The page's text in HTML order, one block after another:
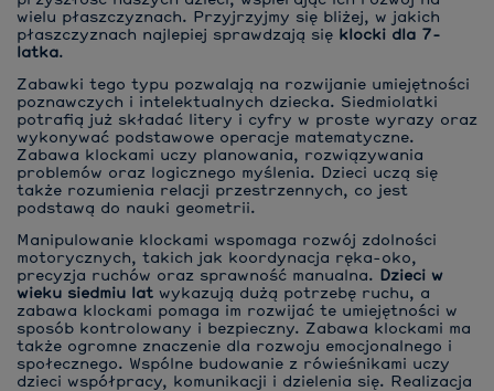
wielu płaszczyznach. Przyjrzyjmy się bliżej, w jakich
płaszczyznach najlepiej sprawdzają się klocki dla 7-
latka.
Zabawki tego typu pozwalają na rozwijanie umiejętności
poznawczych i intelektualnych dziecka. Siedmiolatki
potrafią już składać litery i cyfry w proste wyrazy oraz
wykonywać podstawowe operacje matematyczne.
Zabawa klockami uczy planowania, rozwiązywania
problemów oraz logicznego myślenia. Dzieci uczą się
także rozumienia relacji przestrzennych, co jest
podstawą do nauki geometrii.
Manipulowanie klockami wspomaga rozwój zdolności
motorycznych, takich jak koordynacja ręka-oko,
precyzja ruchów oraz sprawność manualna.
Dzieci w
wieku siedmiu lat wykazują dużą potrzebę ruchu, a
zabawa klockami pomaga im rozwijać te umiejętności w
sposób kontrolowany i bezpieczny. Zabawa klockami ma
także ogromne znaczenie dla rozwoju emocjonalnego i
społecznego. Wspólne budowanie z rówieśnikami uczy
dzieci współpracy, komunikacji i dzielenia się. Realizacja